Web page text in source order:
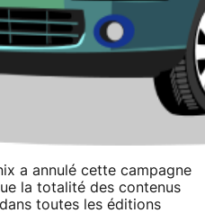
a annulé cette campagne
la totalité des contenus
toutes les éditions